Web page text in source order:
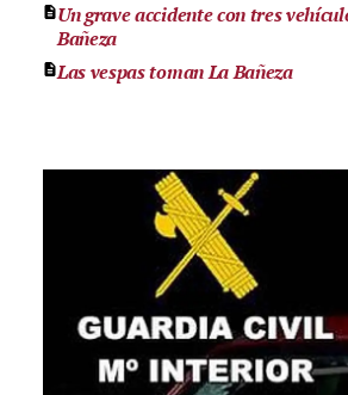
Un grave accidente con tres
Bañeza
Las vespas toman La Bañeza